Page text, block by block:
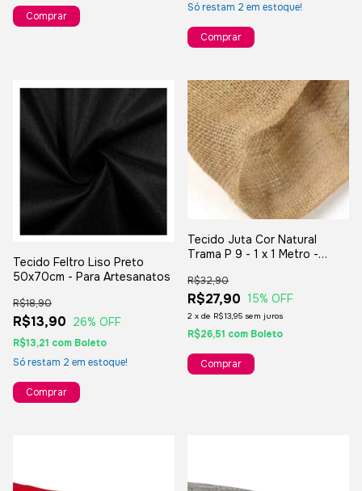
Comprar
Só restam 2 em estoque!
Tecido Feltro Liso Preto
50x70cm - Para Artesanatos
R$13,90
R$18,90
26% OFF
R$13,21 com Boleto
Só restam 2 em estoque!
Tecido Juta Cor Natural
Trama P 9 - 1 x 1 Metro -
R$27,90
R$32,90
15% OFF
2 x de R$13,95 sem juros
R$26,51 com Boleto